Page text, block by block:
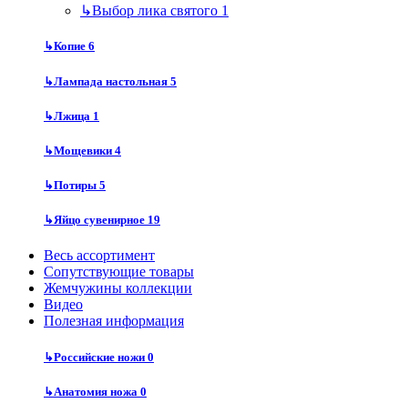
↳Выбор лика святого 1
↳Копие 6
↳Лампада настольная 5
↳Лжица 1
↳Мощевики 4
↳Потиры 5
↳Яйцо сувенирное 19
Весь ассортимент
Сопутствующие товары
Жемчужины коллекции
Видео
Полезная информация
↳Российские ножи 0
↳Анатомия ножа 0